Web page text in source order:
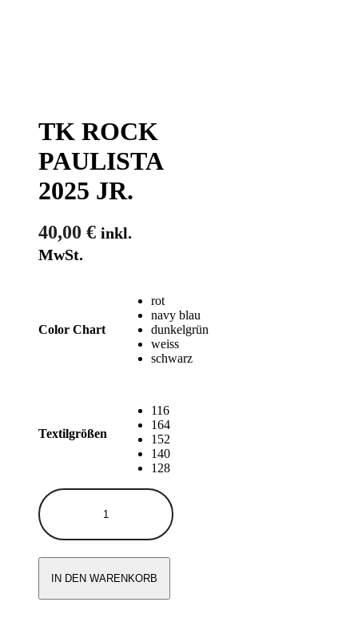
TK ROCK
PAULISTA
2025 JR.
40,00 € inkl.
MwSt.
Color Chart
rot
navy blau
dunkelgrün
weiss
schwarz
Textilgrößen
116
164
152
140
128
ROCK
2025
IN DEN WARENKORB